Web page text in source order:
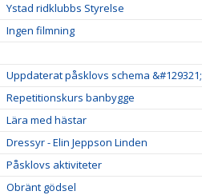
Ystad ridklubbs Styrelse
Ingen filmning
Uppdaterat påsklovs schema &#129321;
Repetitionskurs banbygge
Lära med hästar
Dressyr - Elin Jeppson Linden
Påsklovs aktiviteter
Obränt gödsel